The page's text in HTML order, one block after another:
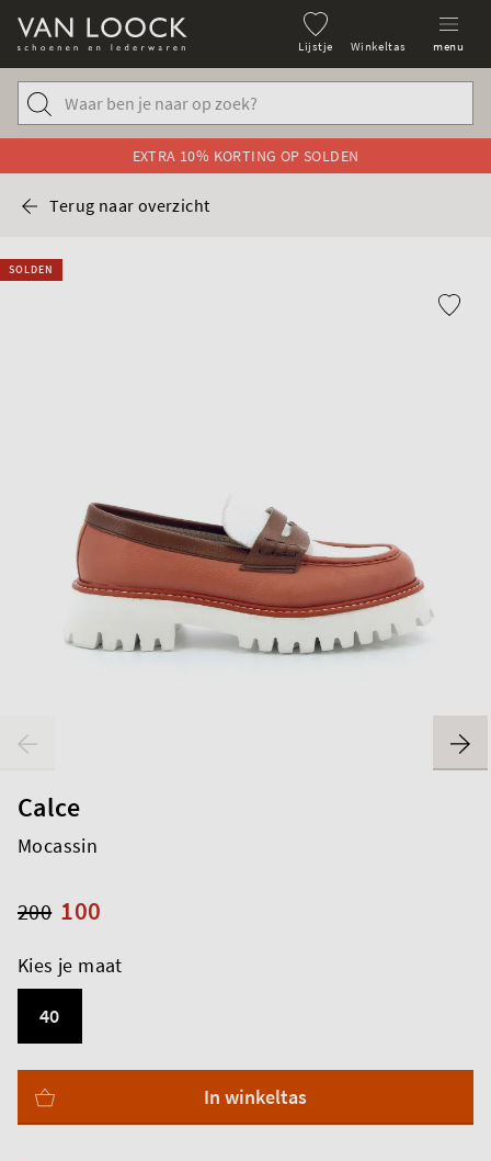
Lijstje Winkeltas menu
EXTRA 10% KORTING OP SOLDEN
Terug naar overzicht
SOLDEN
Calce
Mocassin
100
200
Kies je maat
40
In winkeltas